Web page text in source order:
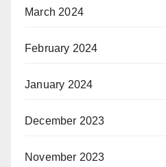
March 2024
February 2024
January 2024
December 2023
November 2023